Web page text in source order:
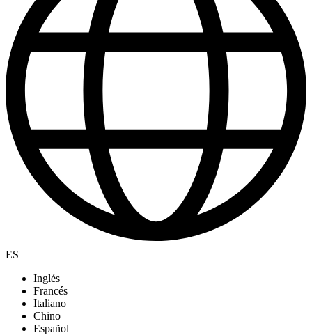
ES
Inglés
Francés
Italiano
Chino
Español